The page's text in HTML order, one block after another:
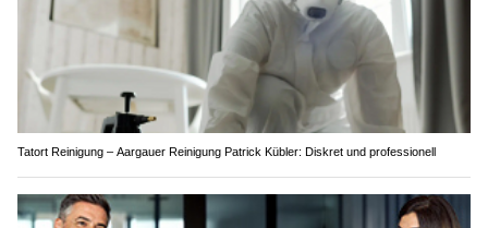
Tatort Reinigung – Aargauer Reinigung Patrick Kübler: Diskret und professionell